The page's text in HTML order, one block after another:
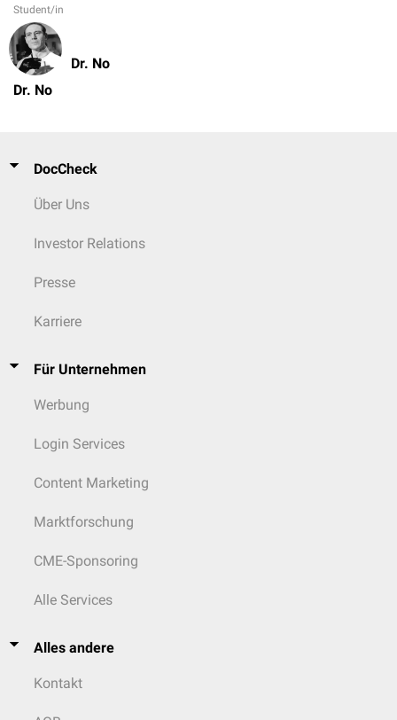
Student/in
Dr. No
Dr. No
DocCheck
Über Uns
Investor Relations
Presse
Karriere
Für Unternehmen
Werbung
Login Services
Content Marketing
Marktforschung
CME-Sponsoring
Alle Services
Alles andere
Kontakt